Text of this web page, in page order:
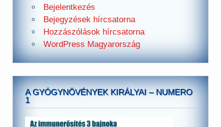
Bejelentkezés
Bejegyzések hírcsatorna
Hozzászólások hírcsatorna
WordPress Magyarország
A GYÓGYNÖVÉNYEK KIRÁLYAI – NUMERO
1